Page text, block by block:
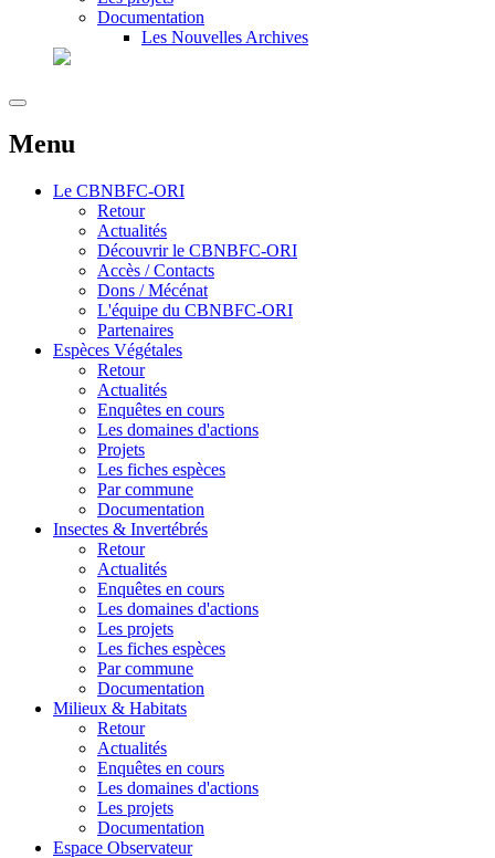
Documentation
Les Nouvelles Archives
Menu
Le CBNBFC-ORI
Retour
Actualités
Découvrir le CBNBFC-ORI
Accès / Contacts
Dons / Mécénat
L'équipe du CBNBFC-ORI
Partenaires
Espèces Végétales
Retour
Actualités
Enquêtes en cours
Les domaines d'actions
Projets
Les fiches espèces
Par commune
Documentation
Insectes & Invertébrés
Retour
Actualités
Enquêtes en cours
Les domaines d'actions
Les projets
Les fiches espèces
Par commune
Documentation
Milieux & Habitats
Retour
Actualités
Enquêtes en cours
Les domaines d'actions
Les projets
Documentation
Espace Observateur